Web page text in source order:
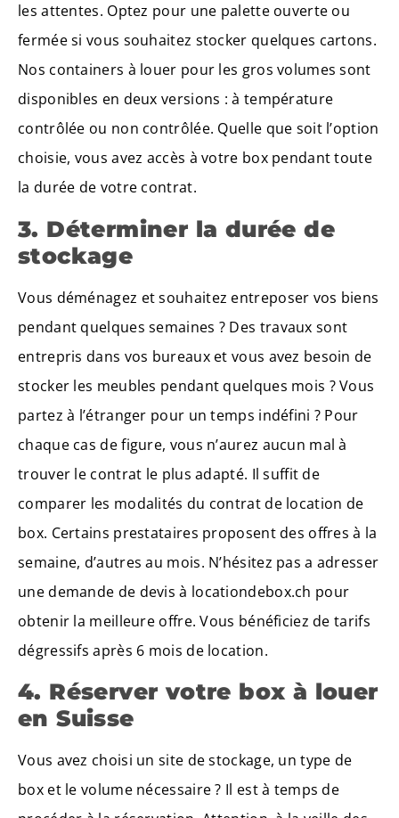
les attentes. Optez pour une palette ouverte ou
fermée si vous souhaitez stocker quelques cartons.
Nos containers à louer pour les gros volumes sont
disponibles en deux versions : à température
contrôlée ou non contrôlée. Quelle que soit l’option
choisie, vous avez accès à votre box pendant toute
la durée de votre contrat.
3. Déterminer la durée de
stockage
Vous déménagez et souhaitez entreposer vos biens
pendant quelques semaines ? Des travaux sont
entrepris dans vos bureaux et vous avez besoin de
stocker les meubles pendant quelques mois ? Vous
partez à l’étranger pour un temps indéfini ? Pour
chaque cas de figure, vous n’aurez aucun mal à
trouver le contrat le plus adapté. Il suffit de
comparer les modalités du contrat de location de
box. Certains prestataires proposent des offres à la
semaine, d’autres au mois. N’hésitez pas a adresser
une demande de devis à locationdebox.ch pour
obtenir la meilleure offre. Vous bénéficiez de tarifs
dégressifs après 6 mois de location.
4. Réserver votre box à louer
en Suisse
Vous avez choisi un site de stockage, un type de
box et le volume nécessaire ? Il est à temps de